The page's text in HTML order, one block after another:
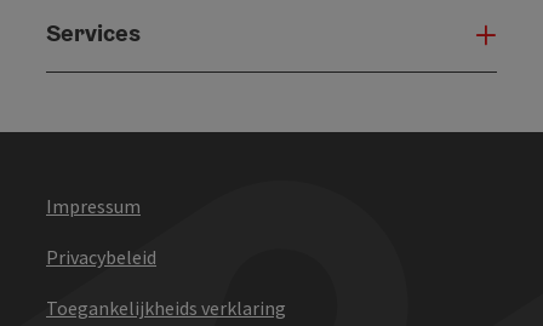
Services
Impressum
Privacybeleid
Toegankelijkheids verklaring